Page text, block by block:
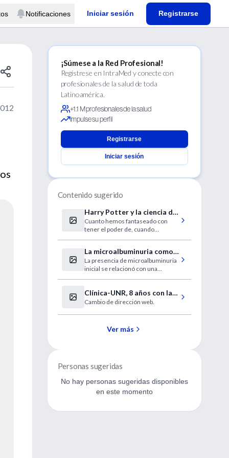
Notificaciones Iniciar sesión Registrarse
¡Súmese a la Red Profesional!
Regístrese en IntraMed y conecte con
profesionales de la salud de toda
Latinoamérica.
+1.1 M profesionales de la salud
Impulse su perfil
Registrarse
Iniciar sesión
Contenido sugerido
Harry Potter y la ciencia de
lo invisible
Cuanto hemos fantaseado con
tener el poder de, cuando
bien, aun sin hacernos
desaparecer, los físicos han
logrados algunos triunfos en este
campo
La microalbuminuria como
posible biomarcador en la
sepsis
La presencia de microalbuminuria
inicial se relacionó con una
Clínica-UNR, 8 años con la
mejor información médica
Cambio de dirección web.
Ver más
Personas sugeridas
No hay personas sugeridas disponibles
en este momento